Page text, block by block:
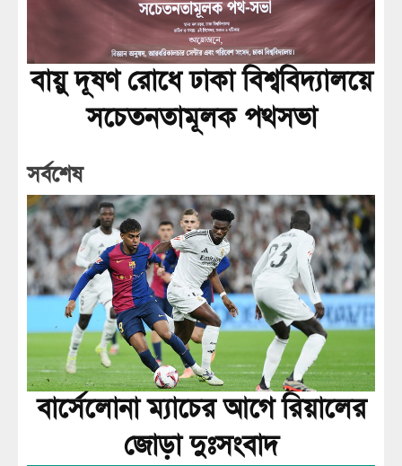
বায়ু দূষণ রোধে ঢাকা বিশ্ববিদ্যালয়ে
সচেতনতামূলক পথসভা
সর্বশেষ
বার্সেলোনা ম্যাচের আগে রিয়ালের
জোড়া দুঃসংবাদ